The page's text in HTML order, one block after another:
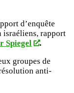
d’enquête
israéliens, rapport
Spiegel
.
groupes de
anti-